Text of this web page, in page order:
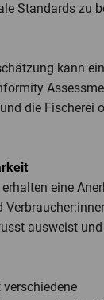
Standards zu
kann
die Fischerei
eine
ausweist